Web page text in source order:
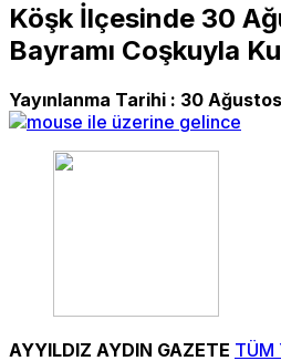
Köşk İlçesinde 30
Bayramı Coşkuyla
Yayınlanma Tarihi : 30
AYYILDIZ AYDIN GAZETE TÜM